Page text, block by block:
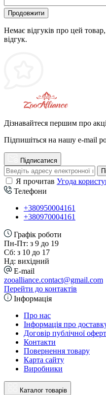
Продовжити
Немає відгуків про цей
відгук.
Дізнавайтеся першим про
Підпишіться на нашу e-mail
Підписатися
Я прочитав Угода
Телефони
+380950004161
+380970004161
Графік роботи
Пн-Пт: з 9 до 19
Сб: з 10 до 17
Нд: вихідний
E-mail
zooalliance.contact@gmail.com
Перейти до контактів
Інформація
Про нас
Інформація про
Договір публічної
Контакти
Повернення товару
Карта сайту
Виробники
Каталог товарів